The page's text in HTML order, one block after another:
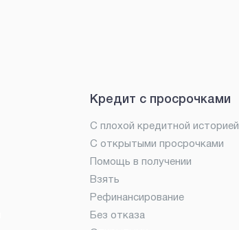
Кредит с просрочками
С плохой кредитной историей
С открытыми просрочками
Помощь в получении
Взять
Рефинансирование
Без отказа